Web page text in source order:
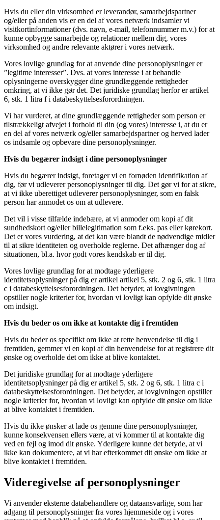
Hvis du eller din virksomhed er leverandør, samarbejdspartner
og/eller på anden vis er en del af vores netværk indsamler vi
visitkortinformationer (dvs. navn, e-mail, telefonnummer m.v.) for at
kunne opbygge samarbejde og relationer mellem dig, vores
virksomhed og andre relevante aktører i vores netværk.
Vores lovlige grundlag for at anvende dine personoplysninger er
”legitime interesser”. Dvs. at vores interesse i at behandle
oplysningerne overskygger dine grundlæggende rettigheder
omkring, at vi ikke gør det. Det juridiske grundlag herfor er artikel
6, stk. 1 litra f i databeskyttelsesforordningen.
Vi har vurderet, at dine grundlæggende rettigheder som person er
tilstrækkeligt afvejet i forhold til din (og vores) interesse i, at du er
en del af vores netværk og/eller samarbejdspartner og herved lader
os indsamle og opbevare dine personoplysninger.
Hvis du begærer indsigt i dine personoplysninger
Hvis du begærer indsigt, foretager vi en fornøden identifikation af
dig, før vi udleverer personoplysninger til dig. Det gør vi for at sikre,
at vi ikke uberettiget udleverer personoplysninger, som en falsk
person har anmodet os om at udlevere.
Det vil i visse tilfælde indebære, at vi anmoder om kopi af dit
sundhedskort og/eller billelegitimation som f.eks. pas eller kørekort.
Det er vores vurdering, at det kan være blandt de nødvendige midler
til at sikre identiteten og overholde reglerne. Det afhænger dog af
situationen, bl.a. hvor godt vores kendskab er til dig.
Vores lovlige grundlag for at modtage yderligere
identitetsoplysninger på dig er artikel artikel 5, stk. 2 og 6, stk. 1 litra
c i databeskyttelsesforordningen. Det betyder, at lovgivningen
opstiller nogle kriterier for, hvordan vi lovligt kan opfylde dit ønske
om indsigt.
Hvis du beder os om ikke at kontakte dig i fremtiden
Hvis du beder os specifikt om ikke at rette henvendelse til dig i
fremtiden, gemmer vi en kopi af din henvendelse for at registrere dit
ønske og overholde det om ikke at blive kontaktet.
Det juridiske grundlag for at modtage yderligere
identitetsoplysninger på dig er artikel 5, stk. 2 og 6, stk. 1 litra c i
databeskyttelsesforordningen. Det betyder, at lovgivningen opstiller
nogle kriterier for, hvordan vi lovligt kan opfylde dit ønske om ikke
at blive kontaktet i fremtiden.
Hvis du ikke ønsker at lade os gemme dine personoplysninger,
kunne konsekvensen ellers være, at vi kommer til at kontakte dig
ved en fejl og imod dit ønske. Yderligere kunne det betyde, at vi
ikke kan dokumentere, at vi har efterkommet dit ønske om ikke at
blive kontaktet i fremtiden.
Videregivelse af personoplysninger
Vi anvender eksterne databehandlere og dataansvarlige, som har
adgang til personoplysninger fra vores hjemmeside og i vores